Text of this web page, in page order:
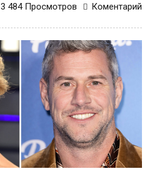
Коментарий
3 484 Просмотров